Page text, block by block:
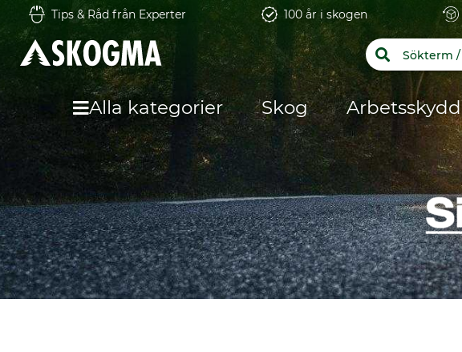
Tips & Råd från Experter 100 år i skogen
Alla kategorier Skog Arbetsskydd